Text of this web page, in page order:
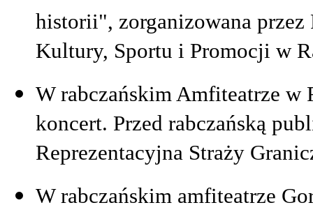
historii", zorganizowana
Kultury, Sportu i Promocji w
W rabczańskim Amfiteatrze w
koncert. Przed rabczańską
Reprezentacyjna Straży
W rabczańskim amfiteatrze